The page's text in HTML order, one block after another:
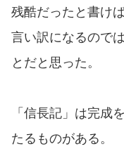
残酷だったと書け
言い訳になるので
とだと思った。
「信長記」は完成
たるものがある。